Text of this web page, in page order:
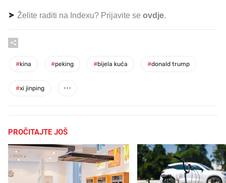
Želite raditi na Indexu? Prijavite se ovdje.
#kina #peking #bijela kuća #donald trump
#xi jinping
PROČITAJTE JOŠ